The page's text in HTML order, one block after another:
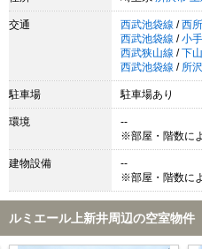
交通 西武池袋線 / 西
西武池袋線 / 小
西武狭山線 / 下
西武池袋線 / 所
駐車場 駐車場あり
環境
--
※部屋・階数に
建物設備
--
※部屋・階数に
ルミエール上新井周辺の空室物件